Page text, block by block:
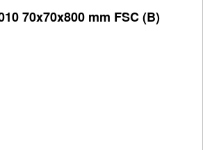
70x70x800 mm FSC (B)